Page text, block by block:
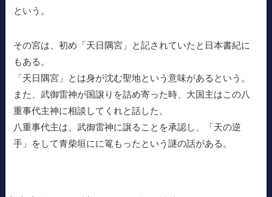
という。
その宮は、初め「天日隅宮」と記されていたと日本書紀に
もある。
「天日隅宮」とは身が沈む聖地という意味があるという。
また、武御雷神が国譲りを詰め寄った時、大国主はこの八
重事代主神に相談してくれと話した。
八重事代主は、武御雷神に譲ることを承認し、「天の逆
手」をして青柴垣にに篭もったという謎の話がある。